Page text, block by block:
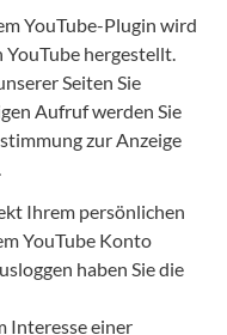
YouTube-Plugin wird
YouTube hergestellt.
Seiten Sie
Aufruf werden Sie
zur Anzeige
Ihrem persönlichen
YouTube Konto
haben Sie die
Interesse einer